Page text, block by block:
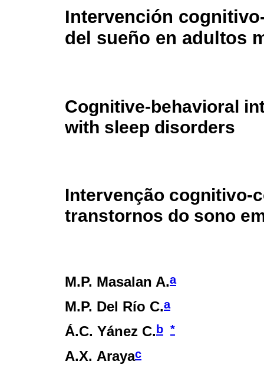
Intervención
del sueño en adultos
Cognitive-behavioral
with sleep disorders
Intervenção cognitivo-
transtornos do sono
M.P. Masalan A.a
M.P. Del Río C.a
Á.C. Yánez C. b *
A.X. Arayac